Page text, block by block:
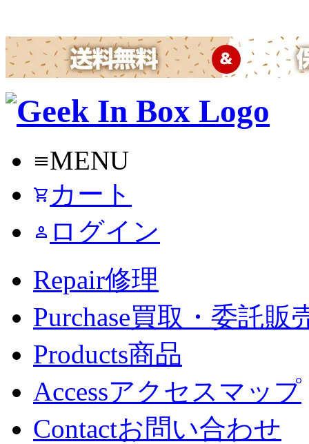
menuMENU
shopping_cart カート
person ログイン
Repair修理
Purchase買取・委託販
Products商品
Accessアクセスマップ
Contactお問い合わせ